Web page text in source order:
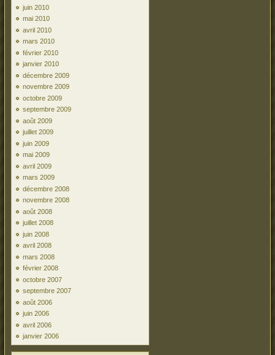
juin 2010
mai 2010
avril 2010
mars 2010
février 2010
janvier 2010
décembre 2009
novembre 2009
octobre 2009
septembre 2009
août 2009
juillet 2009
juin 2009
mai 2009
avril 2009
mars 2009
décembre 2008
novembre 2008
août 2008
juillet 2008
juin 2008
avril 2008
mars 2008
février 2008
octobre 2007
septembre 2007
août 2006
juin 2006
avril 2006
janvier 2006